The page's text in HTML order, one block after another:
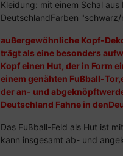
Kleidung: mit einem Schal
DeutschlandFarben
außergewöhnliche Kopf-
trägt als eine besonders
Kopf einen Hut, der in Form
einem genähten Fußball-
der an- und
Deutschland Fahne in
Das Fußball-Feld als Hut ist
kann insgesamt ab- und